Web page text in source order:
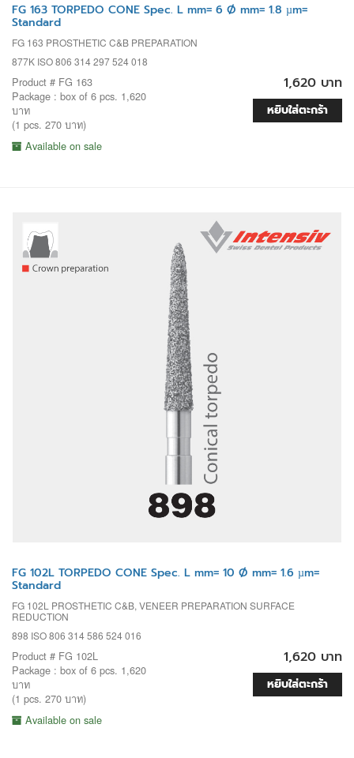
FG 163 TORPEDO CONE Spec. L mm= 6 Ø mm= 1.8 µm=
Standard
FG 163 PROSTHETIC C&B PREPARATION
877K ISO 806 314 297 524 018
Product # FG 163
Package : box of 6 pcs. 1,620
บาท
(1 pcs. 270 บาท)
Available on sale
1,620 บาท
หยิบใส่ตะกร้า
FG 102L TORPEDO CONE Spec. L mm= 10 Ø mm= 1.6 µm=
Standard
FG 102L PROSTHETIC C&B, VENEER PREPARATION SURFACE
REDUCTION
898 ISO 806 314 586 524 016
Product # FG 102L
Package : box of 6 pcs. 1,620
บาท
(1 pcs. 270 บาท)
Available on sale
1,620 บาท
หยิบใส่ตะกร้า